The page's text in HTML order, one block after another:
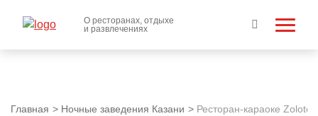
О ресторанах, отдыхе
и развлечениях
Главная Ночные заведения Казани Ресторан-караоке Zoloto